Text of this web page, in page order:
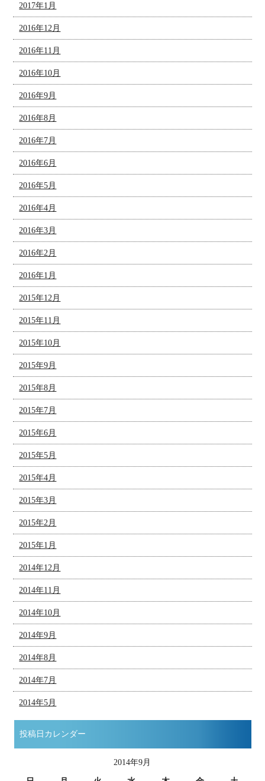
2017年1月
2016年12月
2016年11月
2016年10月
2016年9月
2016年8月
2016年7月
2016年6月
2016年5月
2016年4月
2016年3月
2016年2月
2016年1月
2015年12月
2015年11月
2015年10月
2015年9月
2015年8月
2015年7月
2015年6月
2015年5月
2015年4月
2015年3月
2015年2月
2015年1月
2014年12月
2014年11月
2014年10月
2014年9月
2014年8月
2014年7月
2014年5月
投稿日カレンダー
2014年9月